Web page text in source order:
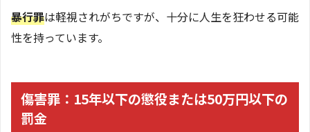
暴行罪は軽視されがちですが、十分に人生を狂わせる可能
性を持っています。
傷害罪：15年以下の懲役または50万円以下の
罰金